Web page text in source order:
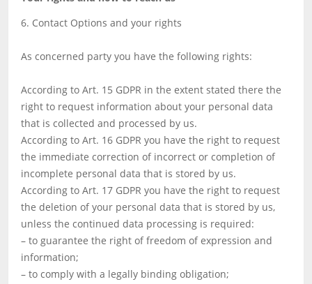
6. Contact Options and your rights
As concerned party you have the following rights:
According to Art. 15 GDPR in the extent stated there the
right to request information about your personal data
that is collected and processed by us.
According to Art. 16 GDPR you have the right to request
the immediate correction of incorrect or completion of
incomplete personal data that is stored by us.
According to Art. 17 GDPR you have the right to request
the deletion of your personal data that is stored by us,
unless the continued data processing is required:
– to guarantee the right of freedom of expression and
information;
– to comply with a legally binding obligation;